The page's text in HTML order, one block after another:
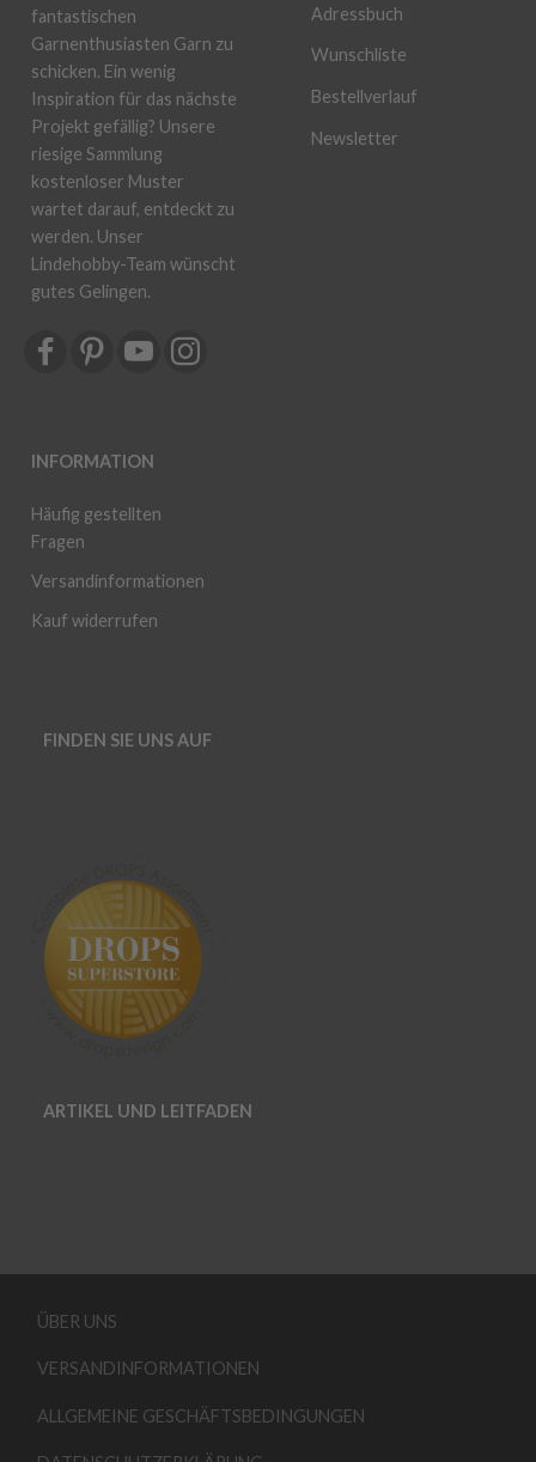
fantastischen
Garnenthusiasten Garn zu
schicken. Ein wenig
Inspiration für das nächste
Projekt gefällig? Unsere
riesige Sammlung
kostenloser Muster
wartet darauf, entdeckt zu
werden. Unser
Lindehobby-Team wünscht
gutes Gelingen.
INFORMATION
Häufig gestellten
Fragen
Versandinformationen
Kauf widerrufen
Adressbuch
Wunschliste
Bestellverlauf
Newsletter
FINDEN SIE UNS AUF
ARTIKEL UND LEITFADEN
ÜBER UNS
VERSANDINFORMATIONEN
ALLGEMEINE GESCHÄFTSBEDINGUNGEN